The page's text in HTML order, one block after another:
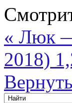
« Люк
2018)